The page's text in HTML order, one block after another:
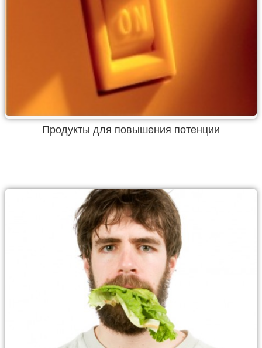
Продукты для повышения потенции